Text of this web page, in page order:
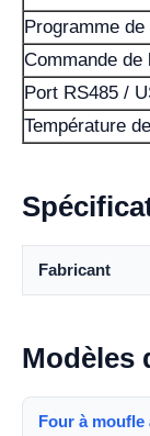
Programme
Commande
Port RS485 /
Température
Fabricant
Modèles
Four à moufle